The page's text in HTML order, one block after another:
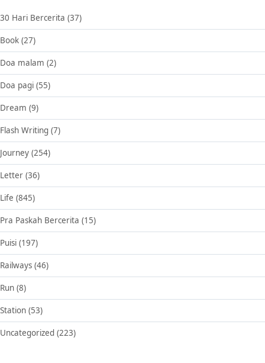
30 Hari Bercerita (37)
Book (27)
Doa malam (2)
Doa pagi (55)
Dream (9)
Flash Writing (7)
Journey (254)
Letter (36)
Life (845)
Pra Paskah Bercerita (15)
Puisi (197)
Railways (46)
Run (8)
Station (53)
Uncategorized (223)